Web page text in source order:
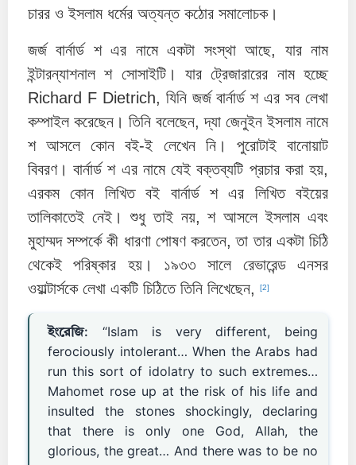
চারর ও ইসলাম ধর্মের অত্যন্ত কঠোর সমালোচক।
জর্জ বার্নার্ড শ এর নামে একটা সংস্থা আছে, যার নাম
ইন্টারন্যাশনাল শ সোসাইটি। যার ট্রেজারারের নাম হচ্ছে
Richard F Dietrich, যিনি জর্জ বার্নার্ড শ এর সব লেখা
কম্পাইল করেছেন। তিনি বলেছেন, দ্যা জেনুইন ইসলাম নামে
শ আসলে কোন বই-ই লেখেন নি। পুরোটাই বানোয়াট
বিবরণ। বার্নার্ড শ এর নামে যেই বক্তব্যটি প্রচার করা হয়,
এরকম কোন লিখিত বই বার্নার্ড শ এর লিখিত বইয়ের
তালিকাতেই নেই। শুধু তাই নয়, শ আসলে ইসলাম এবং
মুহাম্মদ সম্পর্কে কী ধারণা পোষণ করতেন, তা তার একটা চিঠি
থেকেই পরিষ্কার হয়। ১৯৩৩ সালে রেভারেন্ড এনসর
ওয়াল্টার্সকে লেখা একটি চিঠিতে তিনি লিখেছেন,
[2]
ইংরেজি: “Islam is very different, being
ferociously intolerant… When the Arabs had
run this sort of idolatry to such extremes…
Mahomet rose up at the risk of his life and
insulted the stones shockingly, declaring
that there is only one God, Allah, the
glorious, the great… And there was to be no